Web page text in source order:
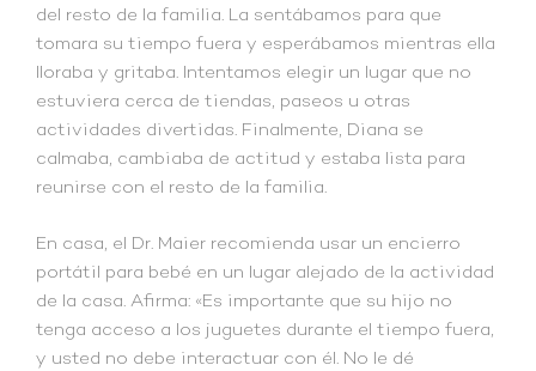
del resto de la familia. La sentábamos para que
tomara su tiempo fuera y esperábamos mientras ella
lloraba y gritaba. Intentamos elegir un lugar que no
estuviera cerca de tiendas, paseos u otras
actividades divertidas. Finalmente, Diana se
calmaba, cambiaba de actitud y estaba lista para
reunirse con el resto de la familia.
En casa, el Dr. Maier recomienda usar un encierro
portátil para bebé en un lugar alejado de la actividad
de la casa. Afirma: «Es importante que su hijo no
tenga acceso a los juguetes durante el tiempo fuera,
y usted no debe interactuar con él. No le dé